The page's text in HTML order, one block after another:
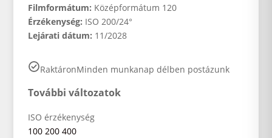
Filmformátum: Középformátum 120
Érzékenység: ISO 200/24°
Lejárati dátum: 11/2028
RaktáronMinden munkanap délben postázunk
További változatok
ISO érzékenység
100 200 400